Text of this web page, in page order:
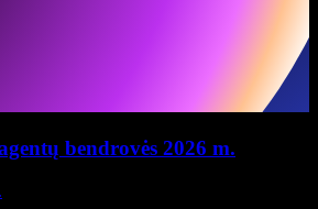
bendrovės 2026 m.